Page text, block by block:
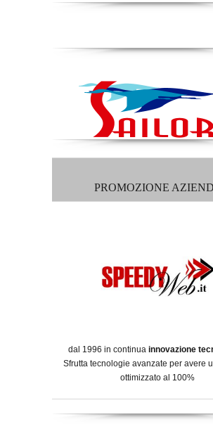
PROMOZIONE
dal 1996 in continua innovazione
Sfrutta tecnologie avanzate per avere
ottimizzato al 100%